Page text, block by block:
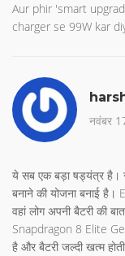
Aur phir 'smart
charger se 99W kar
नवंबर
ये सब एक बड़ा षड्यंत्र है।
बनाने की योजना बनाई है।
वहां लोग अपनी बैटरी की
Snapdragon 8 Elite
है और बैटरी जल्दी खत्म